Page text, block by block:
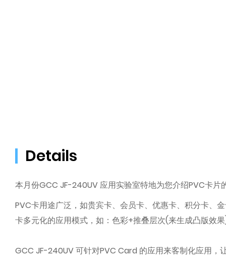
Details
本月份GCC JF-240UV 应用实验室特地为您介绍PVC卡片
PVC卡用途广泛，如贵宾卡、会员卡、优惠卡、积分卡、
卡多元化的应用模式，如：色彩+推叠层次(来生成凸版效
GCC JF-240UV 可针对PVC Card 的应用来客制化应用，